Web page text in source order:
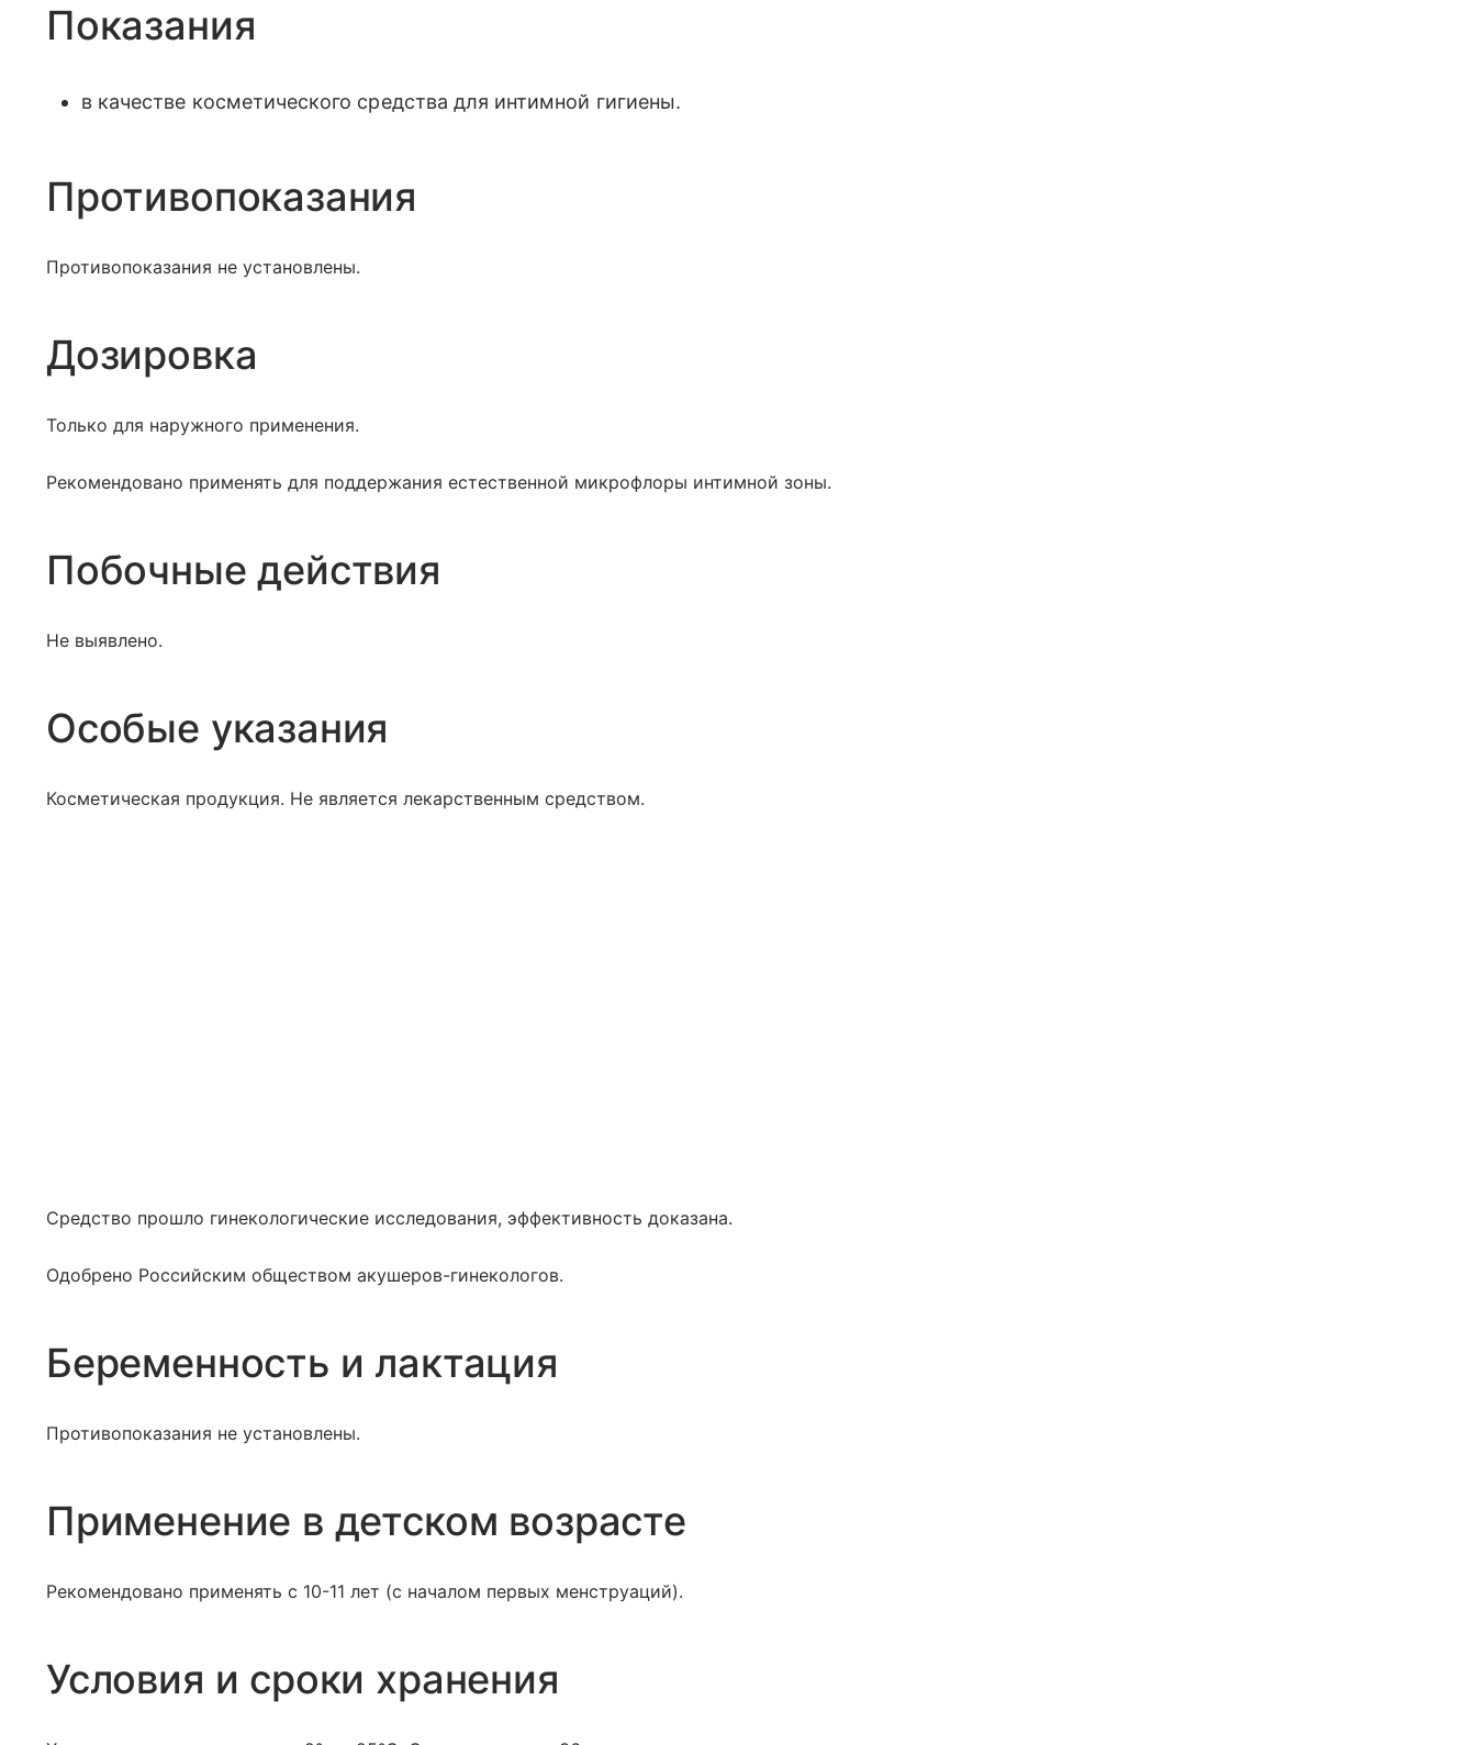
Показания
в качестве косметического средства для интимной гигиены.
Противопоказания
Противопоказания не установлены.
Дозировка
Только для наружного применения.
Рекомендовано применять для поддержания естественной микрофлоры интимной зоны.
Побочные действия
Не выявлено.
Особые указания
Косметическая продукция. Не является лекарственным средством.
Средство прошло гинекологические исследования, эффективность доказана.
Одобрено Российским обществом акушеров-гинекологов.
Беременность и лактация
Противопоказания не установлены.
Применение в детском возрасте
Рекомендовано применять с 10-11 лет (с началом первых менструаций).
Условия и сроки хранения